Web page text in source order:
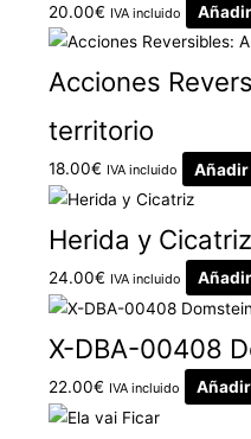
20.00€ IVA incluido
Acciones
territorio
18.00€ IVA incluido
Herida y Cicatriz
24.00€ IVA incluido
X-DBA-00408
22.00€ IVA incluido